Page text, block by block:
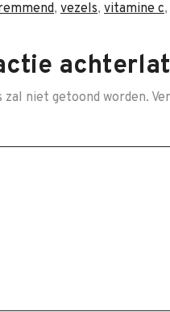
, vezels, vitamine c,
zal niet getoond worden.